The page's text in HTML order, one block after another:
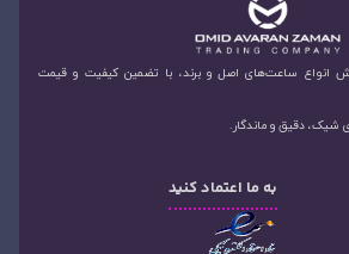
انواع ساعت‌های اصل و برند، با تضمین کیفیت و قیمت
شیک، دقیق و ماندگار.
به ما اعتماد کنید